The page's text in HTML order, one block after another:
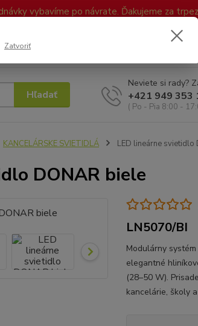
vybavíme po návrate. Ďakujeme za
Hľadať
Neviete si rady?
+421 949 353
( Po - Pia 8:00 -
KANCELÁRSKE SVIETIDLÁ LED lineárne svietidlo
DONAR biele
LN5070/BI
Modulárny
elegantné
(28–50 W).
kancelárie, školy
Zatvoriť